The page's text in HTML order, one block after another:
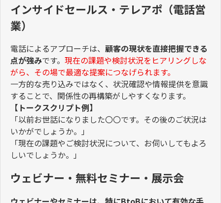
インサイドセールス・テレアポ（電話営
業）
電話によるアプローチは、 顧客の現状を直接把握できる
点が強みです。 現在の課題や検討状況をヒアリングしな
がら、その場で最適な提案につなげられます。
一方的な売り込みではなく、状況確認や情報提供を意識
することで、関係性の再構築がしやすくなります。
【トークスクリプト例】
「以前お世話になりました〇〇です。その後のご状況は
いかがでしょうか。」
「現在の課題やご検討状況について、お伺いしてもよろ
しいでしょうか。」
ウェビナー・無料セミナー・展示会